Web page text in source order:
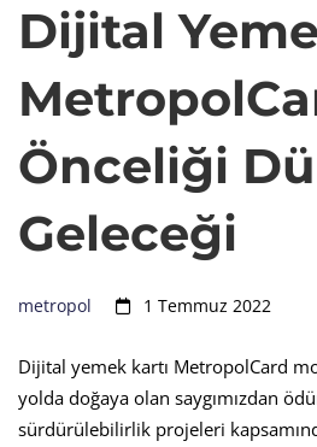
Dijital
Önceliği
Geleceği
metropol 1 Temmuz 2022
Dijital yemek kartı MetropolCard
yolda doğaya olan saygımızdan
sürdürülebilirlik projeleri